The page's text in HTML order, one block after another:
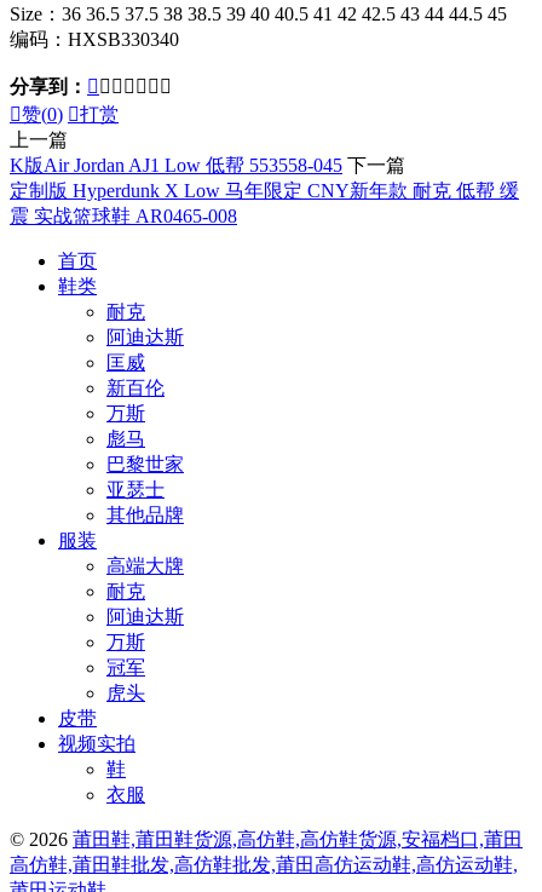
Size：36 36.5 37.5 38 38.5 39 40 40.5 41 42 42.5 43 44 44.5 45
编码：HXSB330340
分享到：       
赞(0) 打赏
上一篇
K版Air Jordan AJ1 Low 低帮 553558-045 下一篇
定制版 Hyperdunk X Low 马年限定 CNY新年款 耐克 低帮 缓
震 实战篮球鞋 AR0465-008
首页
鞋类
耐克
阿迪达斯
匡威
新百伦
万斯
彪马
巴黎世家
亚瑟士
其他品牌
服装
高端大牌
耐克
阿迪达斯
万斯
冠军
虎头
皮带
视频实拍
鞋
衣服
© 2026 莆田鞋,莆田鞋货源,高仿鞋,高仿鞋货源,安福档口,莆田
高仿鞋,莆田鞋批发,高仿鞋批发,莆田高仿运动鞋,高仿运动鞋,